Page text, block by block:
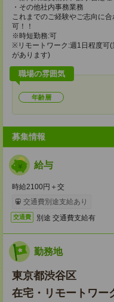
・その他社内事務業務
これまでのご経験やご志向に
可！！
※時短勤務:可
※リモートワーク:週1日程度可
があります)
職場の雰囲気
年齢層
募集情報
給与
時給2100円＋交
交通費別途支給あり
交通費 別途 交通費支給有
勤務地
東京都渋谷区
在宅・リモートワー